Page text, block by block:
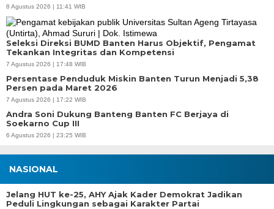
8 Agustus 2026 | 11:41 WIB
Seleksi Direksi BUMD Banten Harus Objektif, Pengamat
Tekankan Integritas dan Kompetensi
7 Agustus 2026 | 17:48 WIB
Persentase Penduduk Miskin Banten Turun Menjadi 5,38
Persen pada Maret 2026
7 Agustus 2026 | 17:22 WIB
Andra Soni Dukung Banteng Banten FC Berjaya di
Soekarno Cup III
6 Agustus 2026 | 23:25 WIB
NASIONAL
Jelang HUT ke-25, AHY Ajak Kader Demokrat Jadikan
Peduli Lingkungan sebagai Karakter Partai